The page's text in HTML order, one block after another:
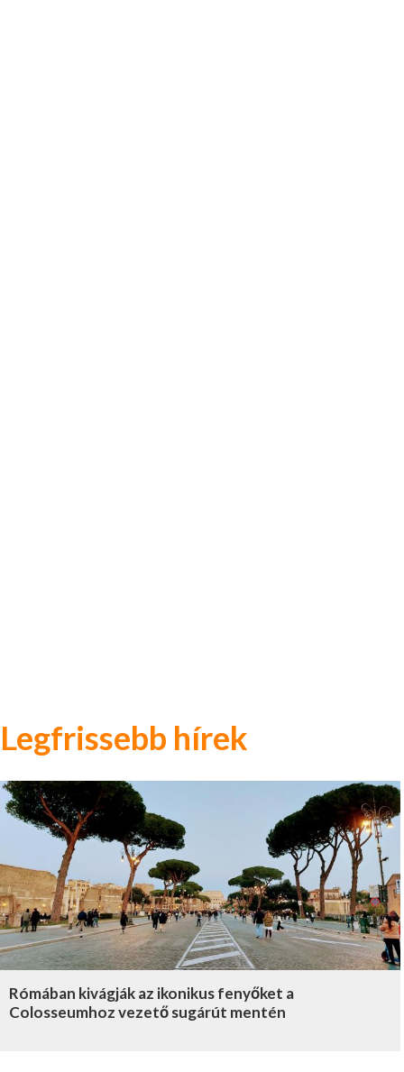
Legfrissebb hírek
Rómában kivágják az ikonikus fenyőket a
Colosseumhoz vezető sugárút mentén